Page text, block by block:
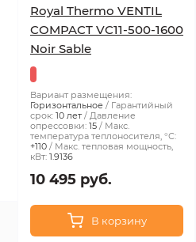
Royal Thermo VENTIL
COMPACT VC11-500-1600
Noir Sable
Вариант размещения:
Горизонтальное
Гарантийный
срок: 10 лет
Давление
опрессовки: 15
Макс.
температура теплоносителя, °С:
+110
Макс. тепловая мощность,
кВт: 1.9136
10 495 руб.
В корзину